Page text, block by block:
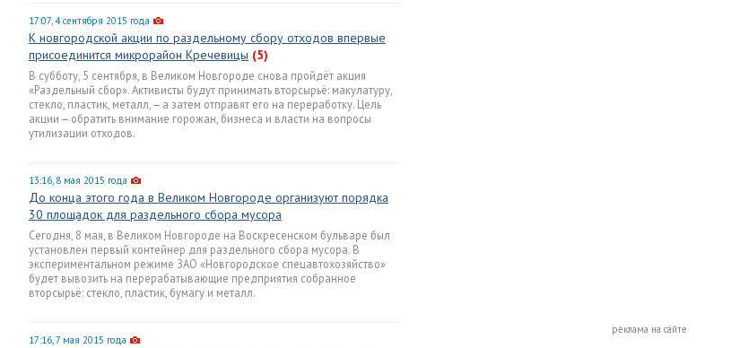
17:07, 4 сентября 2015 года
К новгородской акции по раздельному сбору отходов впервые
присоединится микрорайон Кречевицы (5)
В субботу, 5 сентября, в Великом Новгороде снова пройдёт акция
«Раздельный сбор». Активисты будут принимать вторсырьё: макулатуру,
стекло, пластик, металл, — а затем отправят его на переработку. Цель
акции — обратить внимание горожан, бизнеса и власти на вопросы
утилизации отходов.
13:16, 8 мая 2015 года
До конца этого года в Великом Новгороде организуют порядка
30 площадок для раздельного сбора мусора
Сегодня, 8 мая, в Великом Новгороде на Воскресенском бульваре был
установлен первый контейнер для раздельного сбора мусора. В
экспериментальном режиме ЗАО «Новгородское спецавтохозяйство»
будет вывозить на перерабатывающие предприятия собранное
вторсырьё: стекло, пластик, бумагу и металл.
17:16, 7 мая 2015 года
реклама на сайте